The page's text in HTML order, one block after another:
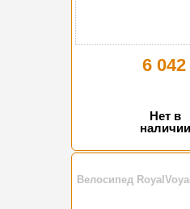
6 042
Нет в
наличии
Велосипед